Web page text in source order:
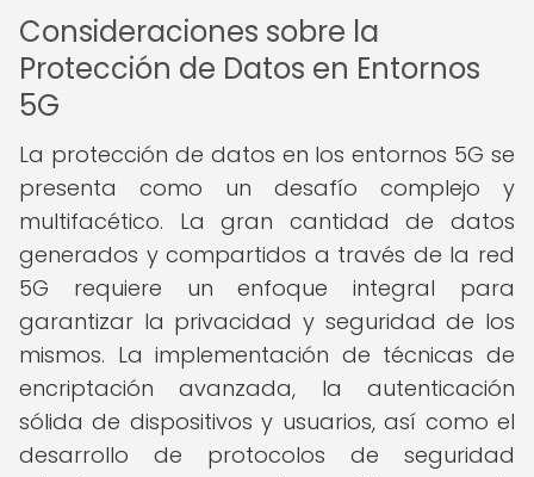
Consideraciones sobre la
Protección de Datos en Entornos
5G
La protección de datos en los entornos 5G se
presenta como un desafío complejo y
multifacético. La gran cantidad de datos
generados y compartidos a través de la red
5G requiere un enfoque integral para
garantizar la privacidad y seguridad de los
mismos. La implementación de técnicas de
encriptación avanzada, la autenticación
sólida de dispositivos y usuarios, así como el
desarrollo de protocolos de seguridad